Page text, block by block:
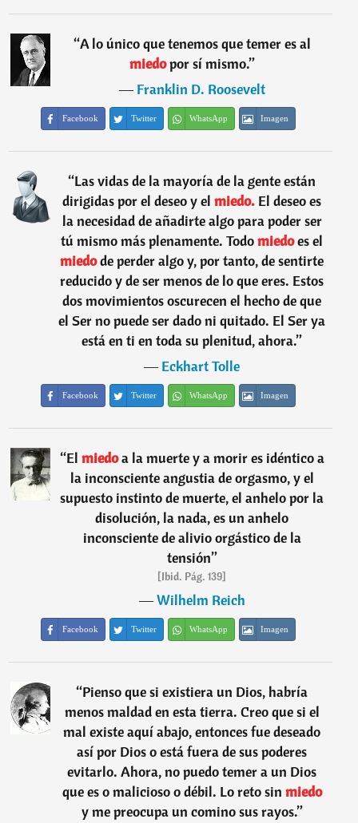
“A lo único que tenemos que temer es al
miedopor sí mismo.”
―Franklin D. Roosevelt
Facebook Twitter WhatsApp Imagen
“Las vidas de la mayoría de la gente están
dirigidas por el deseo y el miedo. El deseo es
la necesidad de añadirte algo para poder ser
tú mismo más plenamente. Todomiedoes el
miedode perder algo y, por tanto, de sentirte
reducido y de ser menos de lo que eres. Estos
dos movimientos oscurecen el hecho de que
el Ser no puede ser dado ni quitado. El Ser ya
está en ti en toda su plenitud, ahora.”
―Eckhart Tolle
Facebook Twitter WhatsApp Imagen
“El miedoa la muerte y a morir es idéntico a
la inconsciente angustia de orgasmo, y el
supuesto instinto de muerte, el anhelo por la
disolución, la nada, es un anhelo
inconsciente de alivio orgástico de la
tensión”
[Ibid. Pág. 139]
―Wilhelm Reich
Facebook Twitter WhatsApp Imagen
“Pienso que si existiera un Dios, habría
menos maldad en esta tierra. Creo que si el
mal existe aquí abajo, entonces fue deseado
así por Dios o está fuera de sus poderes
evitarlo. Ahora, no puedo temer a un Dios
que es o malicioso o débil. Lo reto sin miedo
y me preocupa un comino sus rayos.”